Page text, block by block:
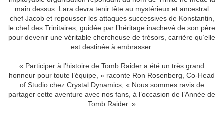
main dessus. Lara devra tenir tête au mystérieux et ancestral
chef Jacob et repousser les attaques successives de Konstantin,
le chef des Trinitaires, guidée par l’héritage inachevé de son père
pour devenir une véritable chercheuse de trésors, carrière qu’elle
est destinée à embrasser.
« Participer à l’histoire de Tomb Raider a été un très grand
honneur pour toute l’équipe, » raconte Ron Rosenberg, Co-Head
of Studio chez Crystal Dynamics, « Nous sommes ravis de
partager cette aventure avec nos fans, à l’occasion de l’Année de
Tomb Raider. »